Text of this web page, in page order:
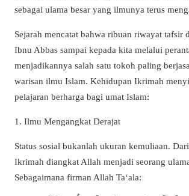
sebagai ulama besar yang ilmunya terus
Sejarah mencatat bahwa ribuan riwayat tafsir
Ibnu Abbas sampai kepada kita melalui
menjadikannya salah satu tokoh paling
warisan ilmu Islam. Kehidupan Ikrimah
pelajaran berharga bagi umat Islam:
1. Ilmu Mengangkat Derajat
Status sosial bukanlah ukuran kemuliaan.
Ikrimah diangkat Allah menjadi seorang
Sebagaimana firman Allah Ta‘ala: